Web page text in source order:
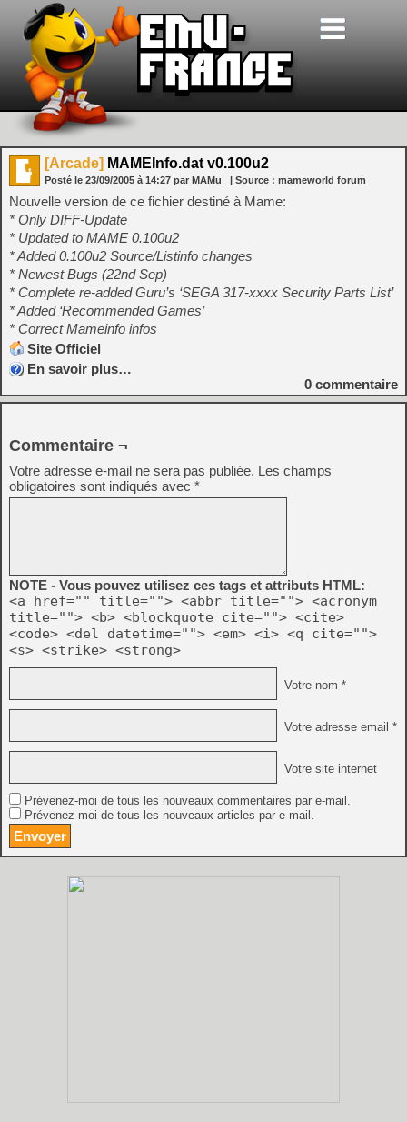
[Arcade] MAMEInfo.dat v0.100u2
Posté le 23/09/2005 à 14:27 par MAMu_ | Source : mameworld forum
Nouvelle version de ce fichier destiné à Mame:
* Only DIFF-Update
* Updated to MAME 0.100u2
* Added 0.100u2 Source/Listinfo changes
* Newest Bugs (22nd Sep)
* Complete re-added Guru’s ‘SEGA 317-xxxx Security Parts List’
* Added ‘Recommended Games’
* Correct Mameinfo infos
Site Officiel
En savoir plus…
0 commentaire
Commentaire ¬
Votre adresse e-mail ne sera pas publiée. Les champs
obligatoires sont indiqués avec *
NOTE - Vous pouvez utilisez ces tags et attributs HTML:
<a href="" title=""> <abbr title=""> <acronym
title=""> <b> <blockquote cite=""> <cite>
<code> <del datetime=""> <em> <i> <q cite="">
<s> <strike> <strong>
Votre nom *
Votre adresse email *
Votre site internet
Prévenez-moi de tous les nouveaux commentaires par e-mail.
Prévenez-moi de tous les nouveaux articles par e-mail.